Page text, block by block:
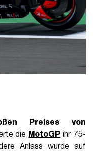
Preises von
die MotoGP ihr 75-
Anlass wurde auf